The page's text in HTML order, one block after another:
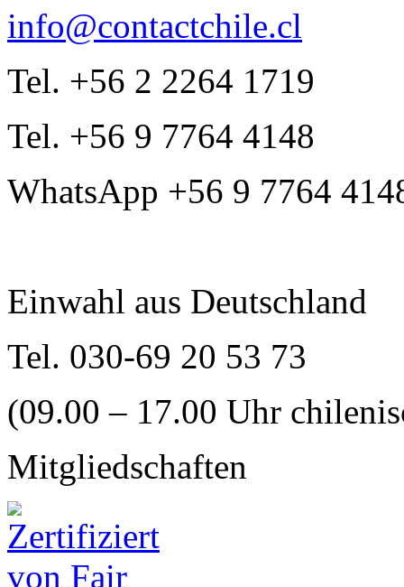
info@contactchile.cl
Tel. +56 2 2264 1719
Tel. +56 9 7764 4148
WhatsApp +56 9 7764
Einwahl aus Deutschland
Tel. 030-69 20 53 73
(09.00 – 17.00 Uhr
Mitgliedschaften